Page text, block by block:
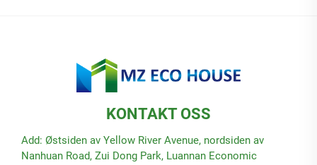
KONTAKT OSS
Add: Østsiden av Yellow River Avenue, nordsiden av
Nanhuan Road, Zui Dong Park, Luannan Economic